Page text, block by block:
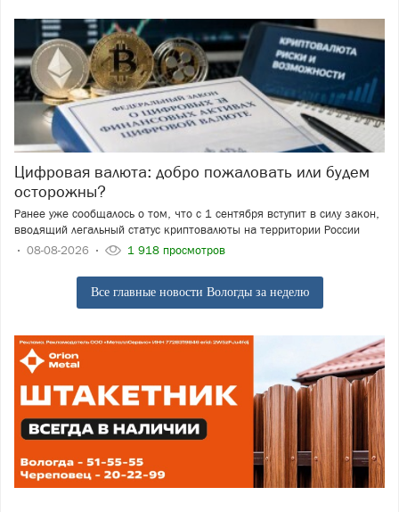
Цифровая валюта: добро пожаловать или будем
осторожны?
Ранее уже сообщалось о том, что с 1 сентября вступит в силу закон,
вводящий легальный статус криптовалюты на территории России
08-08-2026
1 918 просмотров
Все главные новости Вологды за неделю